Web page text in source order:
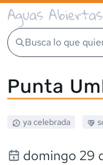
Aguas
Busca lo que
Punta
ya celebrada
domingo 29